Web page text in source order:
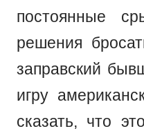
постоянные
решения
заправский
игру
сказать, что